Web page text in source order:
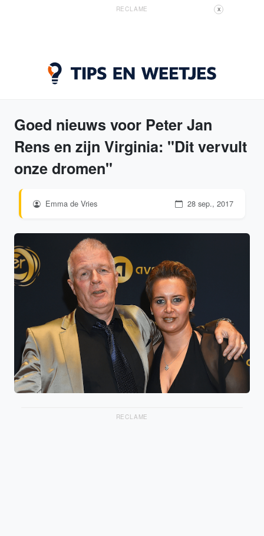
RECLAME X
Goed nieuws voor Peter Jan
Rens en zijn Virginia: "Dit vervult
onze dromen"
Emma de Vries 28 sep., 2017
RECLAME